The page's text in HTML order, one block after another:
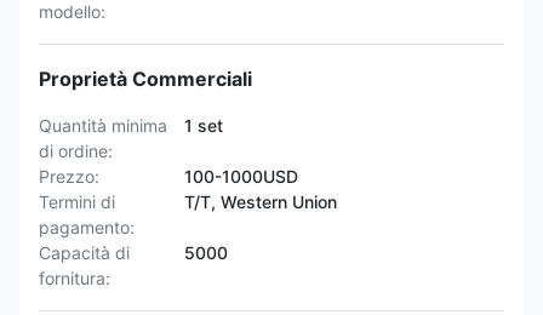
modello:
Proprietà Commerciali
Quantità minima
di ordine:
1 set
Prezzo:
100-1000USD
Termini di
pagamento:
T/T, Western Union
Capacità di
fornitura:
5000